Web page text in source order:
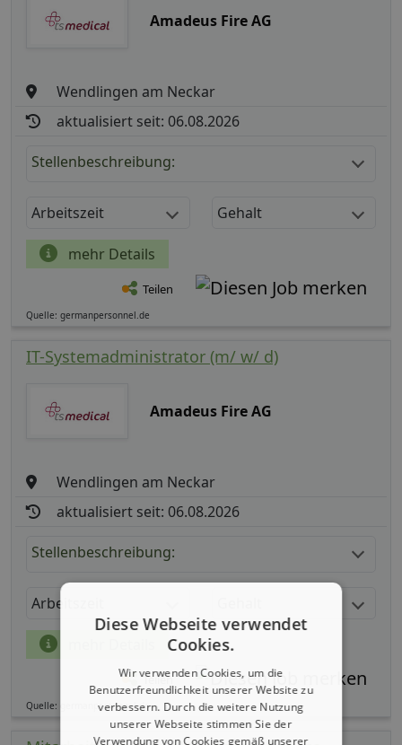
Amadeus Fire AG
Wendlingen am Neckar
aktualisiert seit: 06.08.2026
Stellenbeschreibung:
Arbeitszeit Gehalt
mehr Details
Teilen
Quelle: germanpersonnel.de
IT-Systemadministrator (m/ w/ d)
Amadeus Fire AG
Wendlingen am Neckar
aktualisiert seit: 06.08.2026
Stellenbeschreibung:
Arbeitszeit
Teilen
Quelle: germanpersonnel.de
Diese Webseite verwendet
Cookies.
Wir verwenden Cookies, um die
Benutzerfreundlichkeit unserer Website zu
verbessern. Durch die weitere Nutzung
unserer Webseite stimmen Sie der
Verwendung von Cookies gemäß unserer